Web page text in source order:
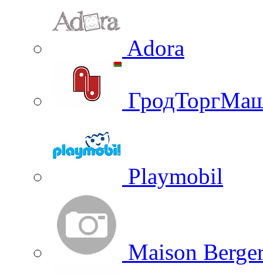
Adora
Playmobil
Maison